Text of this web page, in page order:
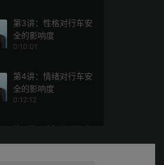
第3讲：性格对行车安
全的影响度
0:10:01
第4讲：情绪对行车安
全的影响度
0:12:12
第5讲：路怒症对行车
安全的影响